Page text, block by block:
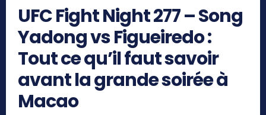
UFC Fight Night 277 – Song
Yadong vs Figueiredo :
Tout ce qu’il faut savoir
avant la grande soirée à
Macao